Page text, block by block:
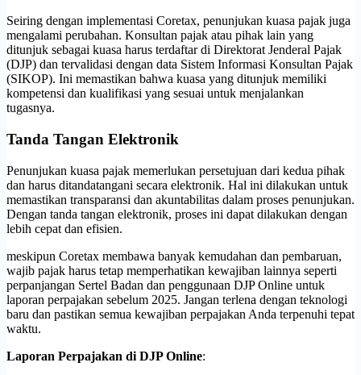
Seiring dengan implementasi Coretax, penunjukan kuasa pajak juga
mengalami perubahan. Konsultan pajak atau pihak lain yang
ditunjuk sebagai kuasa harus terdaftar di Direktorat Jenderal Pajak
(DJP) dan tervalidasi dengan data Sistem Informasi Konsultan Pajak
(SIKOP). Ini memastikan bahwa kuasa yang ditunjuk memiliki
kompetensi dan kualifikasi yang sesuai untuk menjalankan
tugasnya.
Tanda Tangan Elektronik
Penunjukan kuasa pajak memerlukan persetujuan dari kedua pihak
dan harus ditandatangani secara elektronik. Hal ini dilakukan untuk
memastikan transparansi dan akuntabilitas dalam proses penunjukan.
Dengan tanda tangan elektronik, proses ini dapat dilakukan dengan
lebih cepat dan efisien.
meskipun Coretax membawa banyak kemudahan dan pembaruan,
wajib pajak harus tetap memperhatikan kewajiban lainnya seperti
perpanjangan Sertel Badan dan penggunaan DJP Online untuk
laporan perpajakan sebelum 2025. Jangan terlena dengan teknologi
baru dan pastikan semua kewajiban perpajakan Anda terpenuhi tepat
waktu.
Laporan Perpajakan di DJP Online: